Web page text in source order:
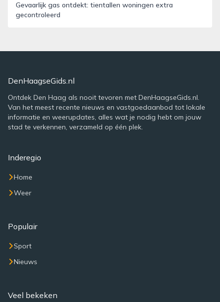
Gevaarlijk gas ontdekt: tientallen woningen extra
gecontroleerd
DenHaagseGids.nl
Ontdek Den Haag als nooit tevoren met DenHaagseGids.nl.
Van het meest recente nieuws en vastgoedaanbod tot lokale
informatie en weerupdates, alles wat je nodig hebt om jouw
stad te verkennen, verzameld op één plek.
Inderegio
Home
Weer
Populair
Sport
Nieuws
Veel bekeken